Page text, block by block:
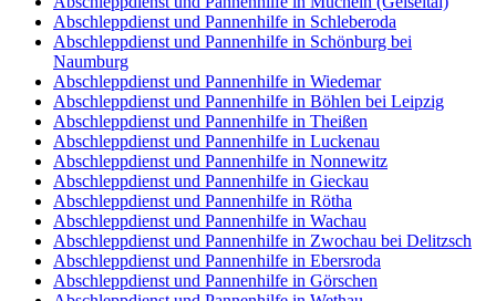
Abschleppdienst und Pannenhilfe in Schleberoda
Abschleppdienst und Pannenhilfe in Schönburg bei
Naumburg
Abschleppdienst und Pannenhilfe in Wiedemar
Abschleppdienst und Pannenhilfe in Böhlen bei Leipzig
Abschleppdienst und Pannenhilfe in Theißen
Abschleppdienst und Pannenhilfe in Luckenau
Abschleppdienst und Pannenhilfe in Nonnewitz
Abschleppdienst und Pannenhilfe in Gieckau
Abschleppdienst und Pannenhilfe in Rötha
Abschleppdienst und Pannenhilfe in Wachau
Abschleppdienst und Pannenhilfe in Zwochau bei Delitzsch
Abschleppdienst und Pannenhilfe in Ebersroda
Abschleppdienst und Pannenhilfe in Görschen